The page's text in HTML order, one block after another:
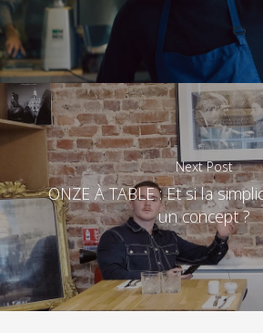
Next Post
ONZE À TABLE : Et si la
un concept ?